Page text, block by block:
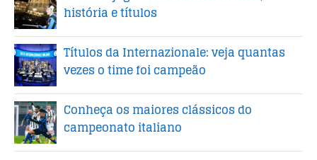
história e títulos
Títulos da Internazionale: veja quantas
vezes o time foi campeão
Conheça os maiores clássicos do
campeonato italiano